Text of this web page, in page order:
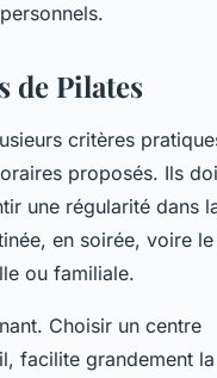
de Pilates
critères
proposés. Ils
une régularité dans
en soirée, voire
ou familiale.
Choisir un centre
facilite grandement la